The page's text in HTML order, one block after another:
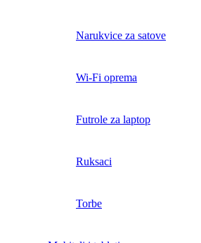
Narukvice za satove
Wi-Fi oprema
Futrole za laptop
Ruksaci
Torbe